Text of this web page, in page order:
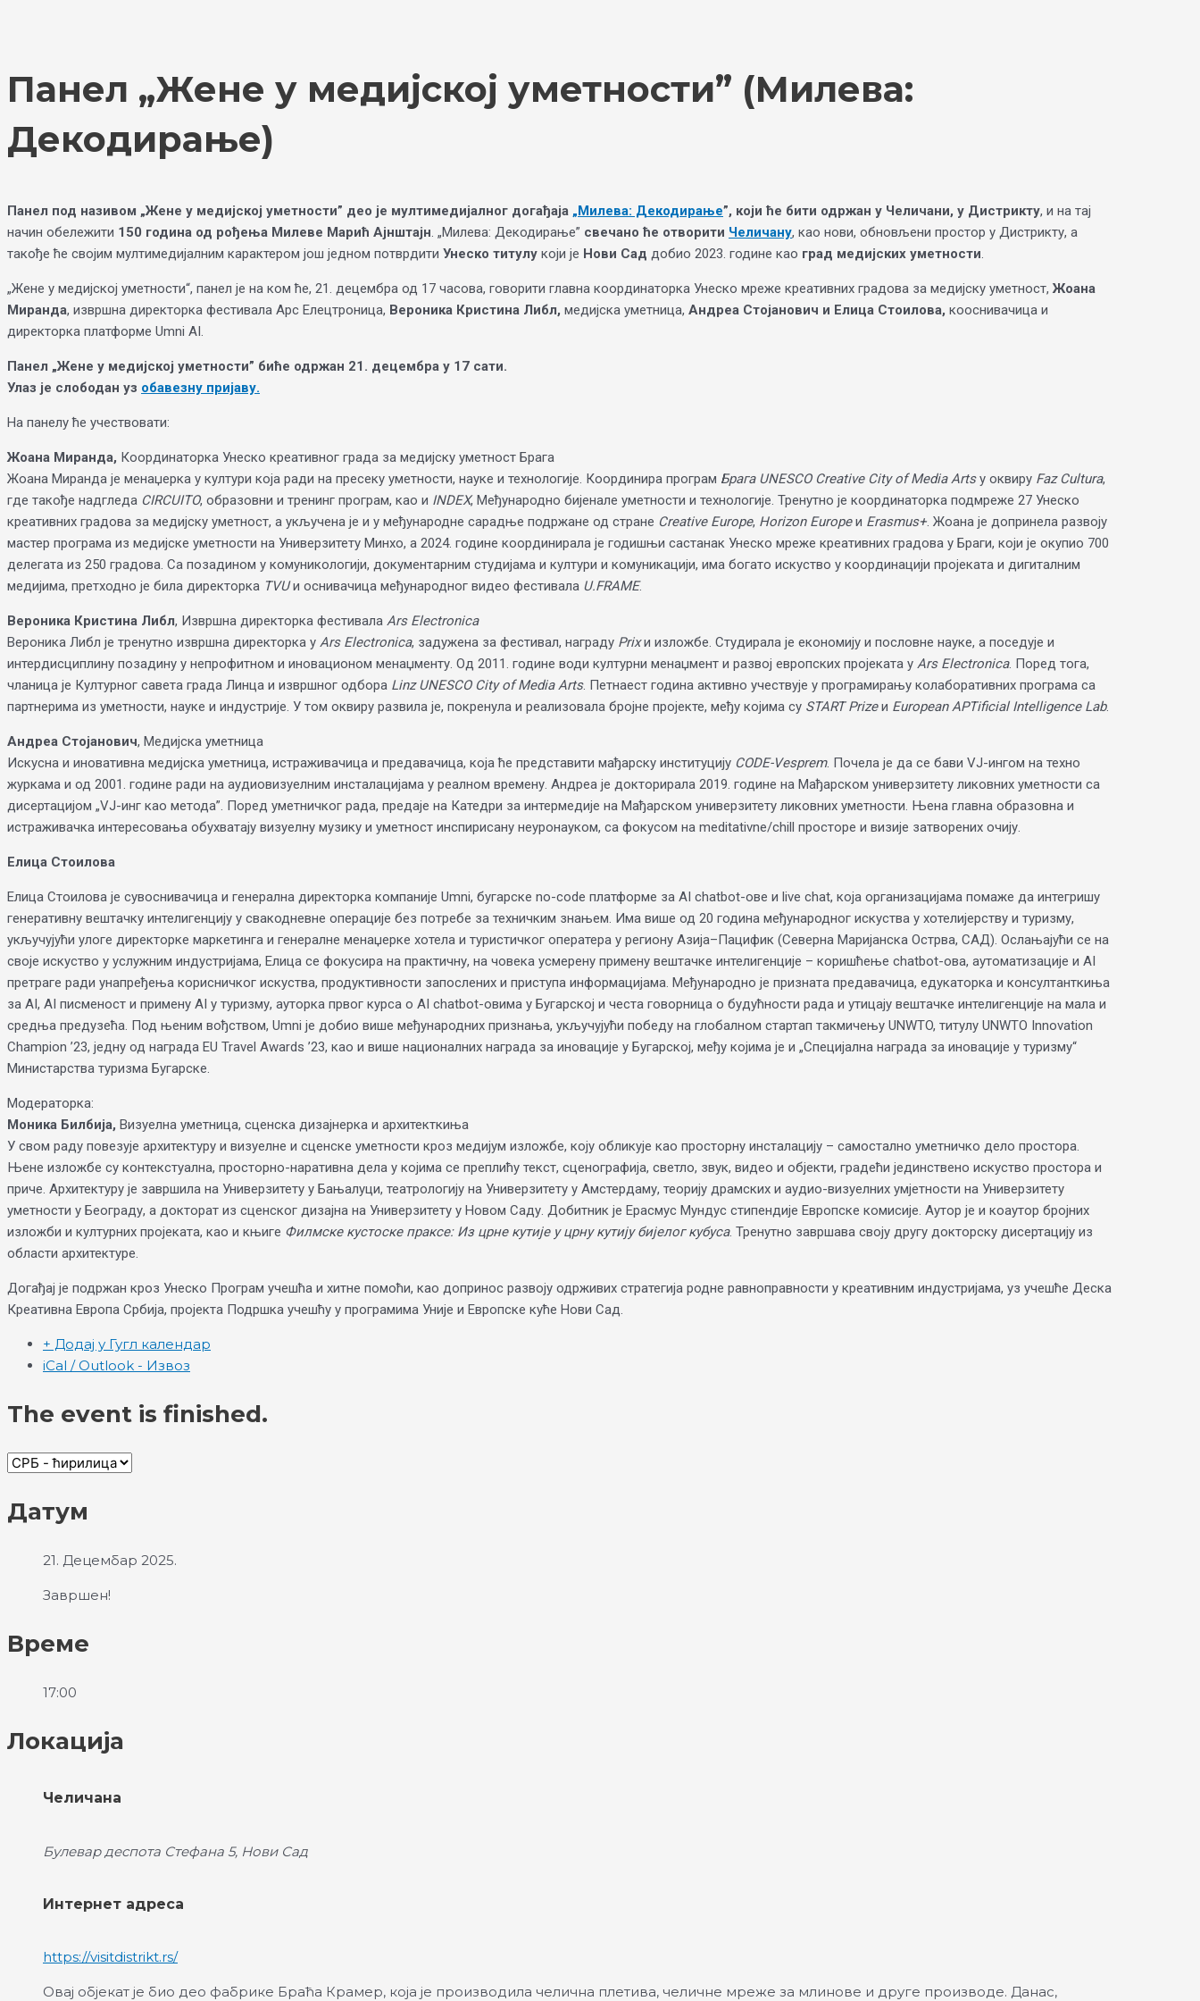
Панел „Жене у медијској уметности” (Милева:
Декодирање)
Панел под називом „Жене у медијској уметности” део је мултимедијалног догађаја „Милева: Декодирање”, који ће бити одржан у Челичани, у Дистрикту, и на тај
начин обележити 150 година од рођења Милеве Марић Ајнштајн. „Милева: Декодирање” свечано ће отворити Челичану, као нови, обновљени простор у Дистрикту, а
такође ће својим мултимедијалним карактером још једном потврдити Унеско титулу који је Нови Сад добио 2023. године као град медијских уметности.
„Жене у медијској уметности“, панел је на ком ће, 21. децембра од 17 часова, говорити главна координаторка Унеско мреже креативних градова за медијску уметност, Жоана
Миранда, извршна директорка фестивала Арс Елецтроница, Вероника Кристина Либл, медијска уметница, Андреа Стојанович и Елица Стоилова, кооснивачица и
директорка платформe Umni AI.
Панел „Жене у медијској уметности” биће одржан 21. децембра у 17 сати.
Улаз је слободан уз обавезну пријаву.
На панелу ће учествовати:
Жоана Миранда, Координаторка Унеско креативног града за медијску уметност Брага
Жоана Миранда је менаџерка у култури која ради на пресеку уметности, науке и технологије. Координира програм Брага UNESCO Creative City оf Мedia Аrtsу оквиру Faz Cultura,
где такође надгледа CIRCUITO, образовни и тренинг програм, као и INDEX, Међународно бијенале уметности и технологије. Тренутно је координаторка подмреже 27 Унеско
креативних градова за медијску уметност, а укључена је и у међународне сарадње подржане од стране Creative Europe, Horizon Europeи Erasmus+. Жоана је допринела развоју
мастер програма из медијске уметности на Универзитету Минхо, а 2024. године координирала је годишњи састанак Унеско мреже креативних градова у Браги, који је окупио 700
делегата из 250 градова. Са позадином у комуникологији, документарним студијама и култури и комуникацији, има богато искуство у координацији пројеката и дигиталним
медијима, претходно је била директорка TVUи оснивачица међународног видео фестивала U.FRAME.
Вероника Кристина Либл, Извршна директорка фестивала Аrs Electronica
Вероника Либл је тренутно извршна директорка у Аrs Electronica, задужена за фестивал, награду Prixи изложбе. Студирала је економију и пословне науке, а поседује и
интердисциплину позадину у непрофитном и иновационом менаџменту. Од 2011. године води културни менаџмент и развој европских пројеката у Аrs Electronica. Поред тога,
чланица је Културног савета града Линца и извршног одбора Linz UNESCO City оf Меdia Аrts. Петнаест година активно учествује у програмирању колаборативних програма са
партнерима из уметности, науке и индустрије. У том оквиру развила је, покренула и реализовала бројне пројекте, међу којима су START Prizeи European АРТificial Intelligence Lab.
Андреа Стојанович, Медијска уметница
Искусна и иновативна медијска уметница, истраживачица и предавачица, која ће представити мађарску институцију CODE-Vesprem. Почела је да се бави VJ-ингом на техно
журкама и од 2001. године ради на аудиовизуелним инсталацијама у реалном времену. Андреа је докторирала 2019. године на Мађарском универзитету ликовних уметности са
дисертацијом „VJ-инг као метода”. Поред уметничког рада, предаје на Катедри за интермедије на Мађарском универзитету ликовних уметности. Њена главна образовна и
истраживачка интересовања обухватају визуелну музику и уметност инспирисану неуронауком, са фокусом на meditativne/chill просторе и визије затворених очију.
Елица Стоилова
Елица Стоилова је сувоснивачица и генерална директорка компаније Umni, бугарске no-code платформе за AI chatbot-ове и live chat, која организацијама помаже да интегришу
генеративну вештачку интелигенцију у свакодневне операције без потребе за техничким знањем. Има више од 20 година међународног искуства у хотелијерству и туризму,
укључујући улоге директорке маркетинга и генералне менаџерке хотела и туристичког оператера у региону Азија–Пацифик (Северна Маријанска Острва, САД). Ослањајући се на
своје искуство у услужним индустријама, Елица се фокусира на практичну, на човека усмерену примену вештачке интелигенције – коришћење chatbot-ова, аутоматизације и AI
претраге ради унапређења корисничког искуства, продуктивности запослених и приступа информацијама. Међународно је призната предавачица, едукаторка и консултанткиња
за AI, AI писменост и примену AI у туризму, ауторка првог курса о AI chatbot-овима у Бугарској и честа говорница о будућности рада и утицају вештачке интелигенције на мала и
средња предузећа. Под њеним вођством, Umni је добио више међународних признања, укључујући победу на глобалном стартап такмичењу UNWTO, титулу UNWTO Innovation
Champion ’23, једну од награда EU Travel Awards ’23, као и више националних награда за иновације у Бугарској, међу којима је и „Специјална награда за иновације у туризму“
Министарства туризма Бугарске.
Модераторка:
Моника Билбија, Визуелна уметница, сценска дизајнерка и архитекткиња
У свом раду повезује архитектуру и визуелне и сценске уметности кроз медијум изложбе, коју обликује као просторну инсталацију – самостално уметничко дело простора.
Њене изложбе су контекстуална, просторно-наративна дела у којима се преплићу текст, сценографија, светло, звук, видео и објекти, градећи јединствено искуство простора и
приче. Архитектуру је завршила на Универзитету у Бањалуци, театрологију на Универзитету у Амстердаму, теорију драмских и аудио-визуелних умјетности на Универзитету
уметности у Београду, а докторат из сценског дизајна на Универзитету у Новом Саду. Добитник је Ерасмус Мундус стипендије Европске комисије. Аутор је и коаутор бројних
изложби и културних пројеката, као и књиге Филмске кустоске праксе: Из црне кутије у црну кутију бијелог кубуса. Тренутно завршава своју другу докторску дисертацију из
области архитектуре.
Догађај је подржан кроз Унеско Програм учешћа и хитне помоћи, као допринос развоју одрживих стратегија родне равноправности у креативним индустријама, уз учешће Деска
Креативна Европа Србија, пројекта Подршка учешћу у програмима Уније и Европске куће Нови Сад.
+ Додај у Гугл календар
iCal / Outlook - Извоз
The event is finished.
Датум
21. Децембар 2025.
Завршен!
Време
17:00
Локација
Челичана
Булевар деспота Стефана 5, Нови Сад
Интернет адреса
https://visitdistrikt.rs/
Овај објекат је био део фабрике Браћа Крамер, која је производила челична плетива, челичне мреже за млинове и друге производе. Данас,